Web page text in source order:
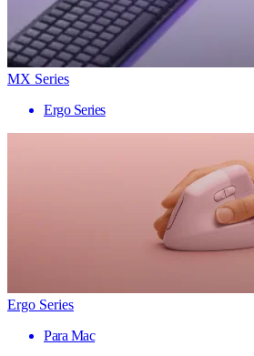
MX Series
Ergo Series
Ergo Series
Para Mac